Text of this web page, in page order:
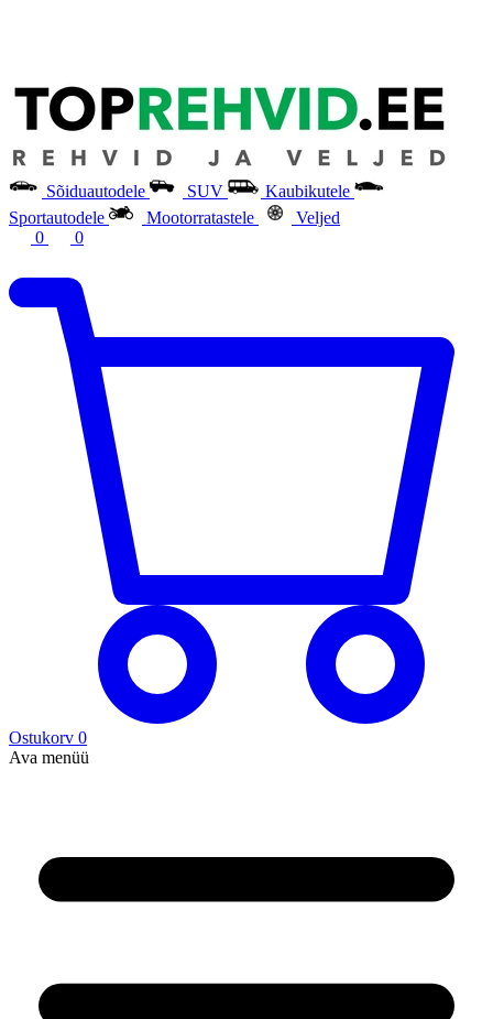
Sõiduautodele SUV
Kaubikutele
Sportautodele
Mootorratastele
Veljed
0
0
Ostukorv 0
Ava menüü